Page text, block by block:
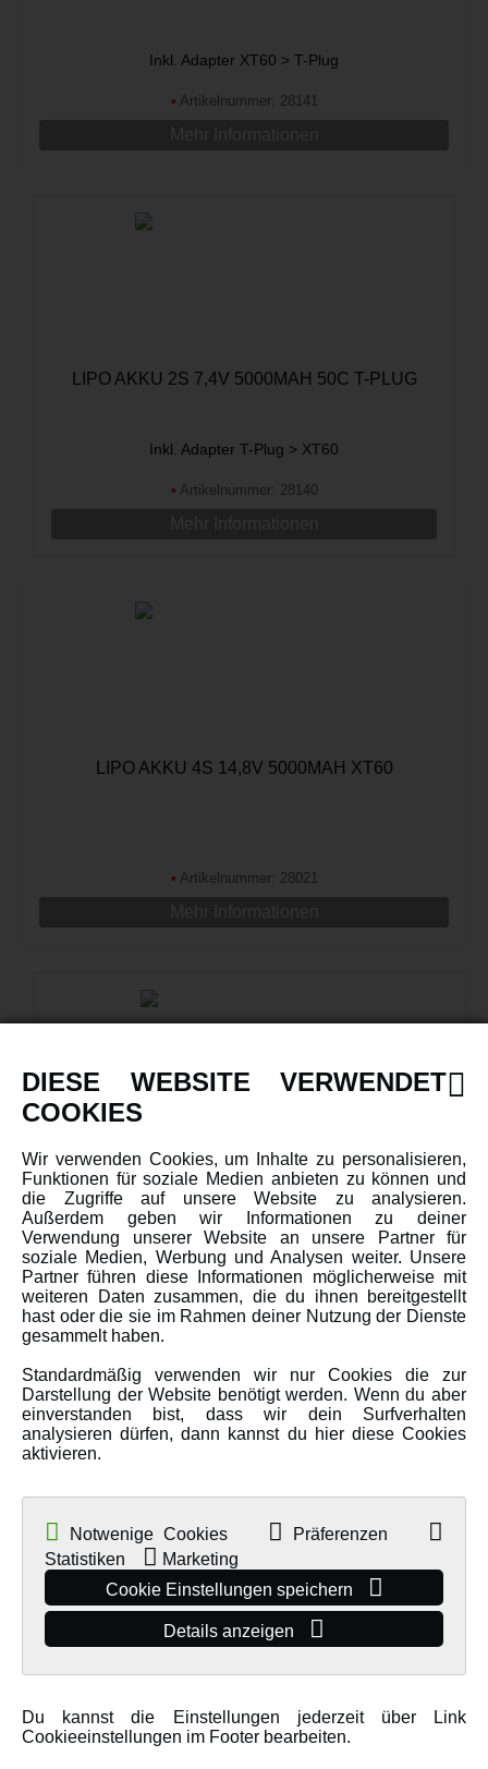
Inkl. Adapter XT60 > T-Plug
• Artikelnummer: 28141
LIPO AKKU 2S 7,4V 5000MAH 50C T-PLUG
Inkl. Adapter T-Plug > XT60
• Artikelnummer: 28140
LIPO AKKU 4S 14,8V 5000MAH XT60
• Artikelnummer: 28021
LIPO AKKU 1S 3,7V 300MAH XH
•Artikelnummer: 28020
Mehr Informationen
LIPO AKKU 1S 3,7V 350MAH XH
DIESE WEBSITE VERWENDET
COOKIES
Wir verwenden Cookies, um Inhalte zu personalisieren,
Funktionen für soziale Medien anbieten zu können und
die Zugriffe auf unsere Website zu analysieren.
Außerdem geben wir Informationen zu deiner
Verwendung unserer Website an unsere Partner für
soziale Medien, Werbung und Analysen weiter. Unsere
Partner führen diese Informationen möglicherweise mit
weiteren Daten zusammen, die du ihnen bereitgestellt
hast oder die sie im Rahmen deiner Nutzung der Dienste
gesammelt haben.
Standardmäßig verwenden wir nur Cookies die zur
Darstellung der Website benötigt werden. Wenn du aber
einverstanden bist, dass wir dein Surfverhalten
analysieren dürfen, dann kannst du hier diese Cookies
aktivieren.
Notwenige Cookies
Präferenzen
Statistiken
Marketing
Cookie Einstellungen speichern
Details anzeigen
Du kannst die Einstellungen jederzeit über Link
Cookieeinstellungen im Footer bearbeiten.